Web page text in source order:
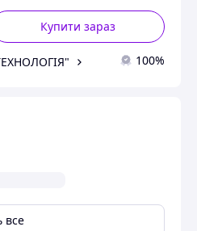
Купити зараз
100%
все